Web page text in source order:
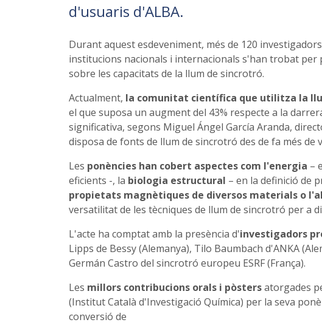
d'usuaris d'ALBA.
Durant aquest esdeveniment, més de 120
institucions nacionals i internacionals s'han trobat per
sobre les capacitats de la llum de sincrotró.
Actualment, la comunitat científica que utilitza la
el que suposa un augment del 43% respecte a la
significativa, segons Miguel Ángel García Aranda,
disposa de fonts de llum de sincrotró des de fa més de
Les ponències han cobert aspectes com l'energia –
eficients -, la biologia estructural – en la definició de
propietats magnètiques de diversos materials o
versatilitat de les tècniques de llum de sincrotró per a
L'acte ha comptat amb la presència d'investigadors
Lipps de Bessy (Alemanya), Tilo Baumbach d'ANKA
Germán Castro del sincrotró europeu ESRF (França).
Les millors contribucions orals i pòstersatorgades
(Institut Català d'Investigació Química) per la seva
conversió de